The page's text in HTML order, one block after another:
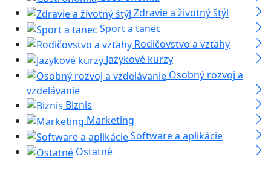
Zdravie a životný štýl
Sport a tanec
Rodičovstvo a vzťahy
Jazykové kurzy
Osobný rozvoj a
vzdelávanie
Biznis
Marketing
Software a aplikácie
Ostatné